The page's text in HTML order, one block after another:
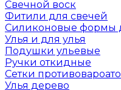
Свечной воск
Фитили для свечей
Силиконовые формы
Улья и для улья
Подушки ульевые
Ручки откидные
Сетки
Улья дерево